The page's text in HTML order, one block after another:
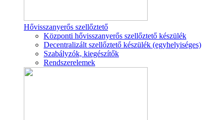
Hővisszanyerős szellőztető
Központi hővisszanyerős szellőztető készülék
Decentralizált szellőztető készülék (egyhelyiséges)
Szabályzók, kiegészítők
Rendszerelemek